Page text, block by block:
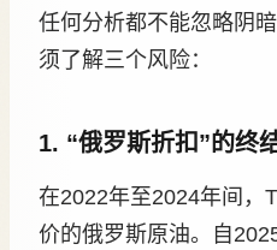
任何分析都不能忽略阴
须了解三个风险：
1. “俄罗斯折扣”的终
在2022年至2024年间，
价的俄罗斯原油。自